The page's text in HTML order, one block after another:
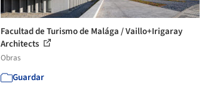
Facultad de Turismo de Malága / Vaillo+Irigaray
Architects
Obras
Guardar